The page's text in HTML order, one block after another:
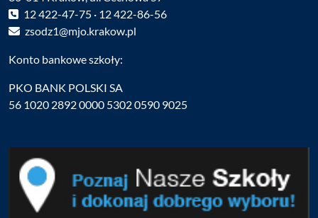
12 422-47-75 · 12 422-86-56
zsodz1@mjo.krakow.pl
Konto bankowe szkoły:
PKO BANK POLSKI SA
56 1020 2892 0000 5302 0590 9025